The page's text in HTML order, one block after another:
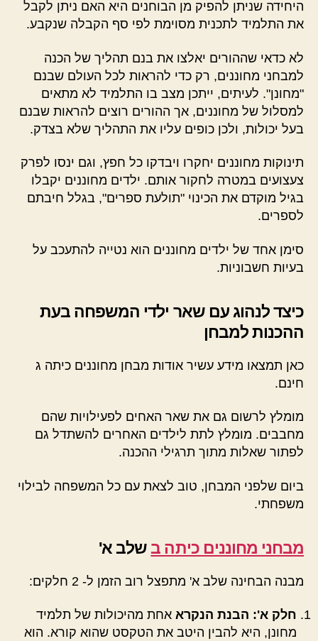
היחידה שניתן להפיק מן הבוחנים היא האם ניתן לקבל
את התלמיד לתכנית מסוימת לפי סף הקבלה שנקבע.
לא כדאי שההורים יאלצו את בנם תהליך של הכנה
למבחני מחוננים, רק כדי להראות לכל העולם שבנם
"מחונן". לעיתים, ייתכן מצב בו התלמיד לא מתאים
למסלול של מחוננים, אך ההורים רוצים להראות שבנם
בעל יכולות, ולכן כופים עליו את התהליך שלא בצדק.
תינוקות מחוננים יחקרו ויבדקו כל חפץ, וגם ינסו לפרק
צעצועים במטרה לחקור אותם. ילדים מחוננים יקבלו
בגיל מוקדם את הכינוי "תולעת ספרים", בגלל חיבתם
לספרים.
סימן אחד של ילדים מחוננים הוא נטייה להתעכב על
בעיות חשבוניות.
כיצד לנהוג עם שאר ילדי המשפחה בעת
ההכנות למבחן
כאן תמצאו מידע עשיר אודות מבחן מחוננים כיתה ג
חינם.
מומלץ לרשום גם את שאר האחים לפעילויות שהם
מחבבים. מומלץ לתת לילדים האחרים להשתדל גם
לפתור שאלות מתוך תרגילי ההכנה.
ביום שלפני המבחן, טוב לצאת עם כל המשפחה לבילוי
משפחתי.
מבחני מחוננים כיתה ב שלב א'
מבנה הבחינה שלב א' מתפצל רוב הזמן ל- 2 חלקים:
חלק א': הבנת הנקרא אחת מהיכולות של תלמיד
מחונן, היא להבין היטב את הטקסט שהוא קורא. הוא